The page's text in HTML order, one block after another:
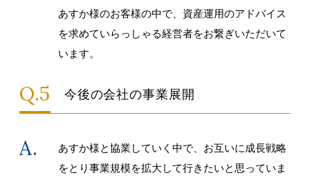
あすか様のお客様の中で、資産運用のアドバイス
を求めていらっしゃる経営者をお繋ぎいただいて
います。
今後の会社の事業展開
あすか様と協業していく中で、お互いに成長戦略
をとり事業規模を拡大して行きたいと思っていま